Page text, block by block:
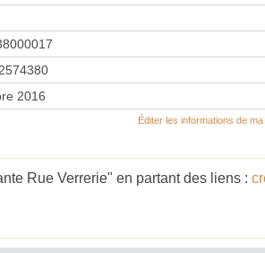
2016
Éditer les informations de
Rue Verrerie" en partant des liens :